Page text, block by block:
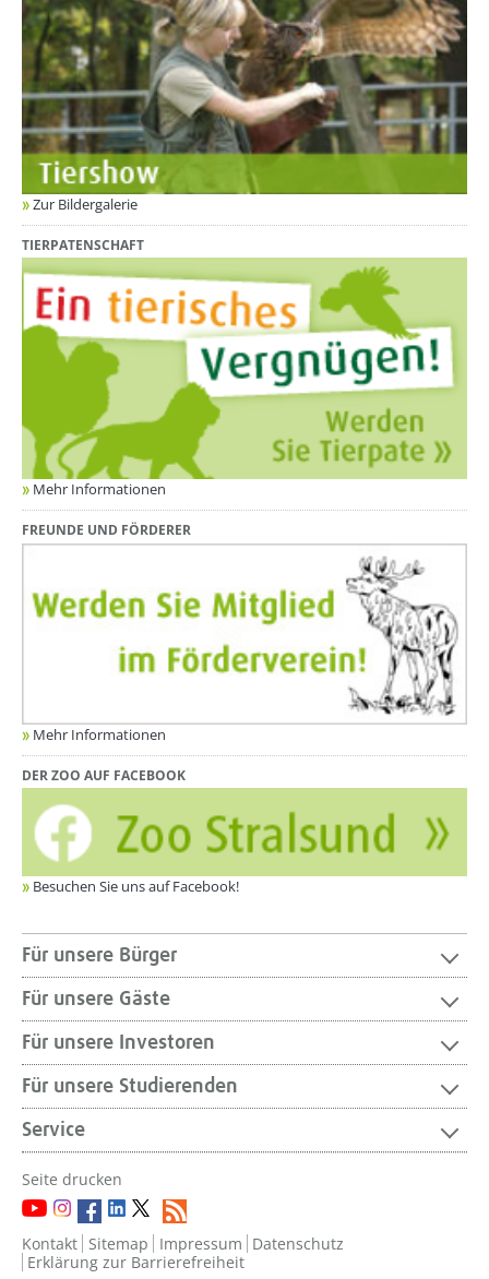
Zur Bildergalerie
TIERPATENSCHAFT
Mehr Informationen
FREUNDE UND FÖRDERER
Mehr Informationen
DER ZOO AUF FACEBOOK
Besuchen Sie uns auf Facebook!
Für unsere Bürger
Für unsere Gäste
Für unsere Investoren
Für unsere Studierenden
Service
Seite drucken
Kontakt Sitemap Impressum Datenschutz
Erklärung zur Barrierefreiheit